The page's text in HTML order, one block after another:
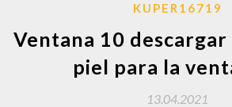
KUPER16719
Ventana 10
piel para la
13.04.2021